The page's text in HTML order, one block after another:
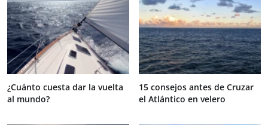
¿Cuánto cuesta dar la vuelta
al mundo?
15 consejos antes de Cruzar
el Atlántico en velero